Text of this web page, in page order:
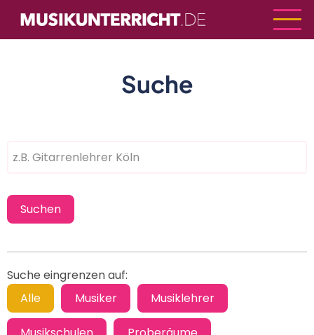
zum
Inhalt
Suche
Suche eingrenzen auf: